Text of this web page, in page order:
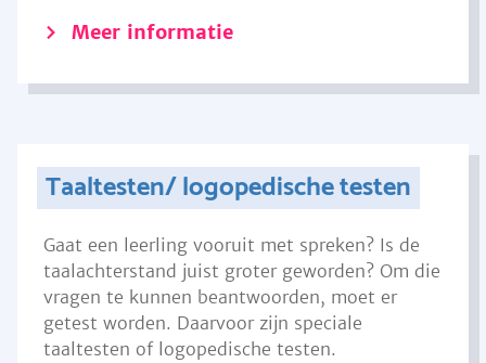
Meer informatie
Taaltesten/ logopedische testen
Gaat een leerling vooruit met spreken? Is de
taalachterstand juist groter geworden? Om die
vragen te kunnen beantwoorden, moet er
getest worden. Daarvoor zijn speciale
taaltesten of logopedische testen.